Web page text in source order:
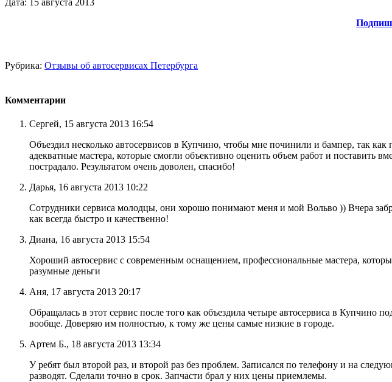
Рубрика: Отзывы об автосервисах Петербурга
Комментарии
Сергей, 15 августа 2013 16:54
Объездил несколько автосервисов в Купчино, чтобы мне починили и бампер, так
адекватные мастера, которые смогли объективно оценить объем работ и поставить
пострадало. Результатом очень доволен, спасибо!
Дарья, 16 августа 2013 10:22
Сотрудники сервиса молодцы, они хорошо понимают меня и мой Вольво )) Вчера
как всегда быстро и качественно!
Диана, 16 августа 2013 15:54
Хороший автосервис с современным оснащением, профессиональные мастера,
разумные деньги
Аня, 17 августа 2013 20:17
Обращалась в этот сервис после того как объездила четыре автосервиса в Купчино
вообще. Доверяю им полностью, к тому же цены самые низкие в городе.
Артем Б., 18 августа 2013 13:34
У ребят был второй раз, и второй раз без проблем. Записался по телефону и на
разводят. Сделали точно в срок. Запчасти брал у них цены приемлемы.